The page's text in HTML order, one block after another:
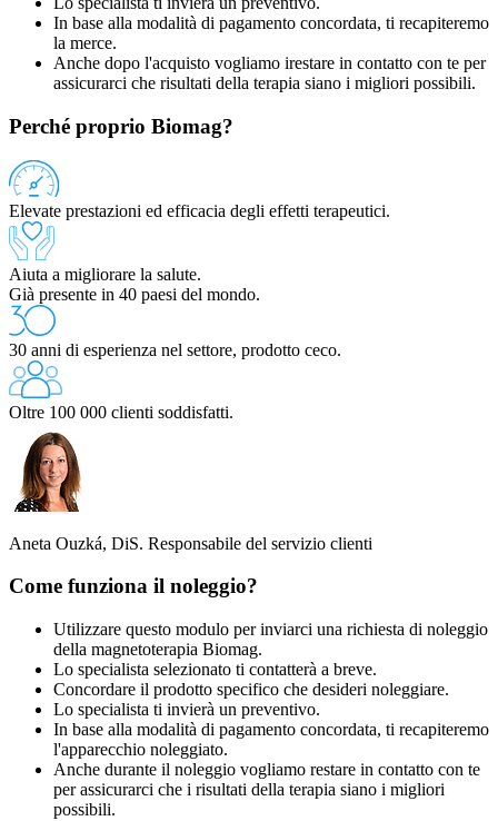
In base alla modalità di pagamento concordata, ti recapiteremo
la merce.
Anche dopo l'acquisto vogliamo irestare in contatto con te per
assicurarci che risultati della terapia siano i migliori possibili.
Perché proprio Biomag?
Elevate prestazioni ed efficacia degli effetti terapeutici.
Aiuta a migliorare la salute.
Già presente in 40 paesi del mondo.
30 anni di esperienza nel settore, prodotto ceco.
Oltre 100 000 clienti soddisfatti.
Aneta Ouzká, DiS. Responsabile del servizio clienti
Come funziona il noleggio?
Utilizzare questo modulo per inviarci una richiesta di noleggio
della magnetoterapia Biomag.
Lo specialista selezionato ti contatterà a breve.
Concordare il prodotto specifico che desideri noleggiare.
Lo specialista ti invierà un preventivo.
In base alla modalità di pagamento concordata, ti recapiteremo
l'apparecchio noleggiato.
Anche durante il noleggio vogliamo restare in contatto con te
per assicurarci che i risultati della terapia siano i migliori
possibili.